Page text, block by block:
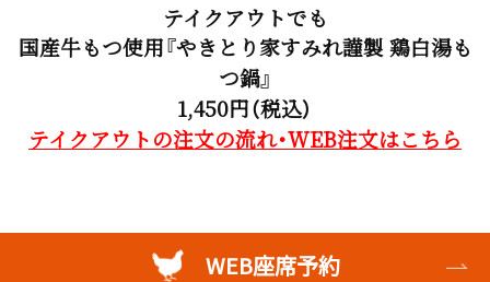
テイクアウトでも
国産牛もつ使用『やきとり家すみれ謹製 鶏白湯も
つ鍋』
1,450円（税込）
テイクアウトの注文の流れ・WEB注文はこちら
WEB座席予約